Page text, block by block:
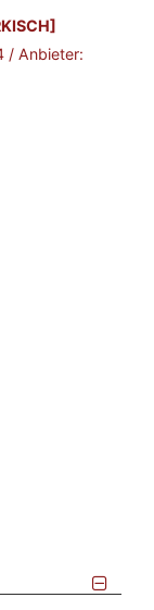
/ Anbieter: